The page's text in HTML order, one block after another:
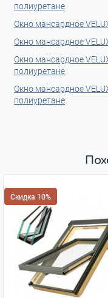
полиуретане
Окно мансардное
Окно мансардное
Окно мансардное
полиуретане
Окно мансардное
полиуретане
Скидка 10%